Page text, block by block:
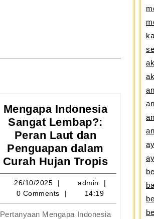
Mengapa Indonesia
Sangat Lembap?:
Peran Laut dan
Penguapan dalam
Curah Hujan Tropis
Peran
26/10/2025 26/10/2025
admin
0 Comments
14:19
Pertanyaan Mengapa Indonesia